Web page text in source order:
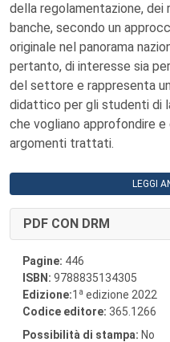
della regolamentazione, dei
banche, secondo un
originale nel panorama
pertanto, di interesse sia
del settore e rappresenta
didattico per gli studenti di
che vogliano approfondire
argomenti trattati.
LEGGI
PDF CON DRM
Pagine: 446
ISBN: 9788835134305
Edizione:1 a edizione 2022
Codice editore: 365.1266
Possibilità di stampa: No